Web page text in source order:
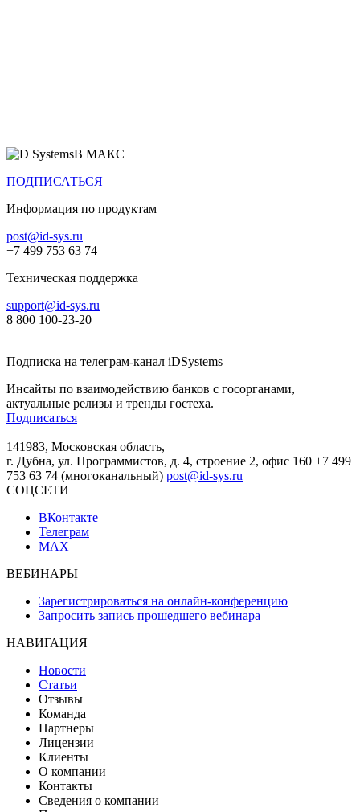
В МАКС
ПОДПИСАТЬСЯ
Информация по продуктам
post@id-sys.ru
+7 499 753 63 74
Техническая поддержка
support@id-sys.ru
8 800 100-23-20
Подписка на телеграм-канал iDSystems
Инсайты по взаимодействию банков с госорганами,
актуальные релизы и тренды гостеха.
Подписаться
141983, Московская область,
г. Дубна, ул. Программистов, д. 4, строение 2, офис 160 +7 499
753 63 74 (многоканальный) post@id-sys.ru
СОЦСЕТИ
ВКонтакте
Телеграм
MAX
ВЕБИНАРЫ
Зарегистрироваться на онлайн-конференцию
Запросить запись прошедшего вебинара
НАВИГАЦИЯ
Новости
Статьи
Отзывы
Команда
Партнеры
Лицензии
Клиенты
О компании
Контакты
Сведения о компании